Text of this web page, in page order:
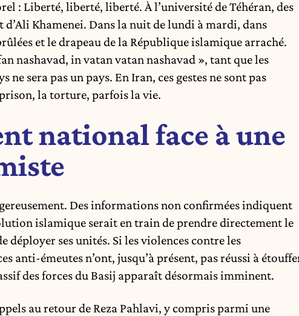
: Liberté, liberté, liberté. À l’université de Téhéran, des
Khamenei. Dans la nuit de lundi à mardi, dans
et le drapeau de la République islamique arraché.
nashavad, in vatan vatan nashavad », tant que les
sera pas un pays. En Iran, ces gestes ne sont pas
la torture, parfois la vie.
national face à une
Des informations non confirmées indiquent
islamique serait en train de prendre directement le
déployer ses unités. Si les violences contre les
anti-émeutes n’ont, jusqu’à présent, pas réussi à
des forces du Basij apparaît désormais imminent.
au retour de Reza Pahlavi, y compris parmi une